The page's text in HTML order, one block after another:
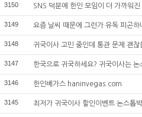
3150 SNS 덕분에 한인 모임이 더 가까워
3149 요즘 날씨 때문에 그런가 유독 피곤하
3148 귀국이사 고민 중인데 통관 문제 괜찮
3147 한국으로 귀국하세요? 귀국이사는
3146 한인베가스 haninvegas.com
3145 최저가 귀국이사 할인이벤트 논스톱